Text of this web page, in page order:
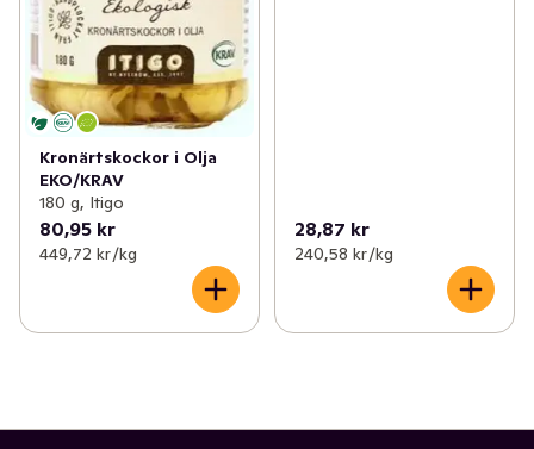
Kronärtskockor i Olja
EKO/KRAV
180 g, Itigo
80,95 kr
449,72 kr /kg
28,87 kr
240,58 kr /kg